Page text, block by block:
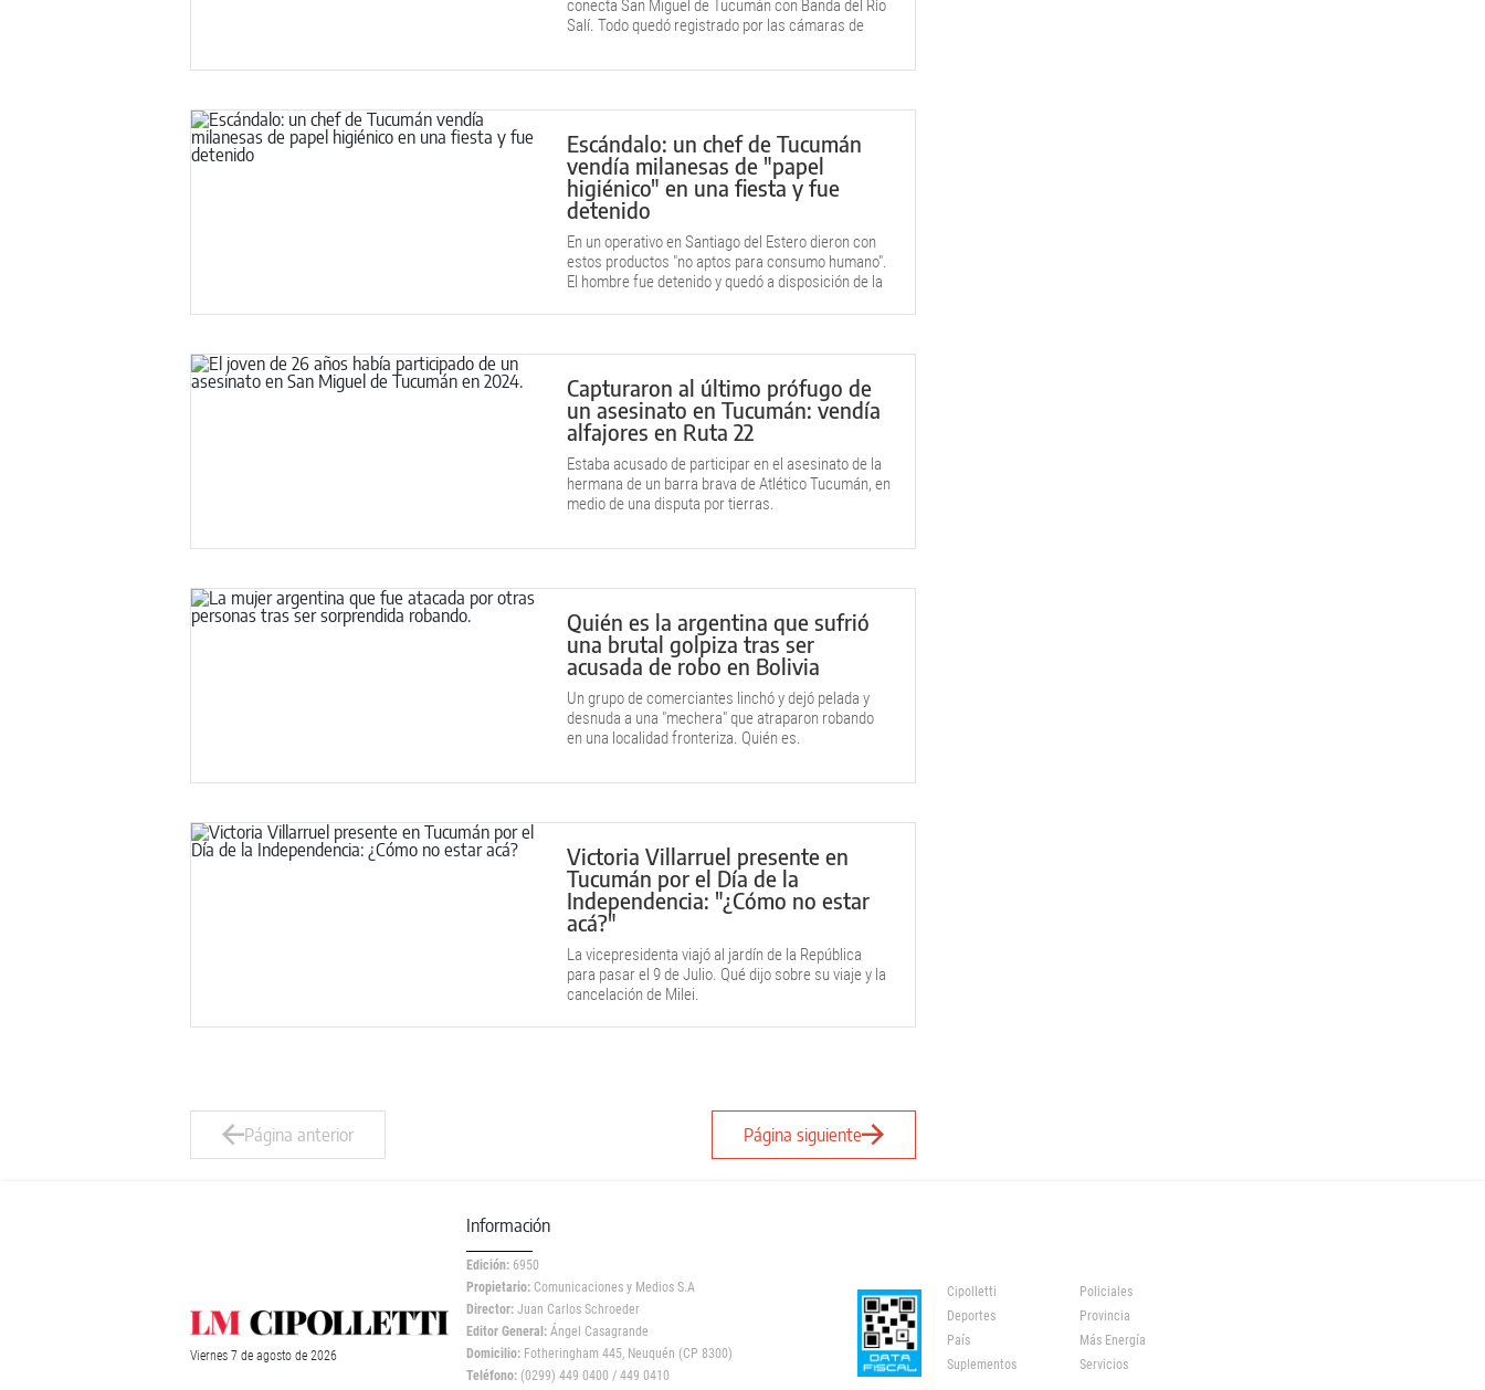
conecta San Miguel de Tucumán con Banda del Río
Salí. Todo quedó registrado por las cámaras de
Escándalo: un chef de Tucumán
vendía milanesas de "papel
higiénico" en una fiesta y fue
detenido
En un operativo en Santiago del Estero dieron con
estos productos "no aptos para consumo humano".
El hombre fue detenido y quedó a disposición de la
Capturaron al último prófugo de
un asesinato en Tucumán: vendía
alfajores en Ruta 22
Estaba acusado de participar en el asesinato de la
hermana de un barra brava de Atlético Tucumán, en
medio de una disputa por tierras.
Quién es la argentina que sufrió
una brutal golpiza tras ser
acusada de robo en Bolivia
Un grupo de comerciantes linchó y dejó pelada y
desnuda a una "mechera" que atraparon robando
en una localidad fronteriza. Quién es.
Victoria Villarruel presente en
Tucumán por el Día de la
Independencia: "¿Cómo no estar
acá?"
La vicepresidenta viajó al jardín de la República
para pasar el 9 de Julio. Qué dijo sobre su viaje y la
cancelación de Milei.
Página anterior Página siguiente
Viernes 7 de agosto de 2026
Información
Edición: 6950
Propietario: Comunicaciones y Medios S.A
Director: Juan Carlos Schroeder
Editor General: Ángel Casagrande
Domicilio: Fotheringham 445, Neuquén (CP 8300)
Teléfono: (0299) 449 0400 / 449 0410
Cipolletti
Policiales
Deportes
Provincia
País
Más Energía
Suplementos
Servicios